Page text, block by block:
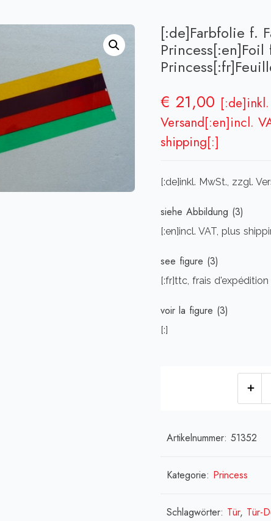
[:de]Farbfolie f.
€ 21,00
Versand[:en]incl.
shipping[:]
[:de]inkl. MwSt., zzgl.
siehe Abbildung (3)
[:en]incl. VAT, plus
see figure (3)
[:fr]ttc, frais d'expédition
voir la figure (3)
[:]
Artikelnummer: 51352
Kategorie: Princess
Schlagwörter: Tür, Tür-